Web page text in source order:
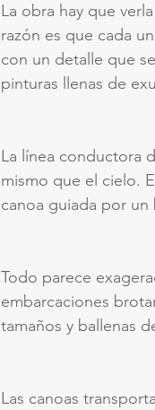
La obra hay que
razón es que cada
con un detalle que
pinturas llenas de
La línea conductora
mismo que el cielo.
canoa guiada por un
Todo parece
embarcaciones
tamaños y ballenas
Las canoas